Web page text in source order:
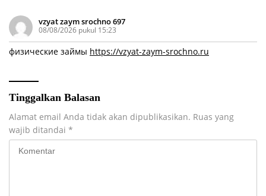
vzyat zaym srochno 697
08/08/2026 pukul 15:23
физические займы https://vzyat-zaym-srochno.ru
Tinggalkan Balasan
Alamat email Anda tidak akan dipublikasikan. Ruas yang
wajib ditandai *